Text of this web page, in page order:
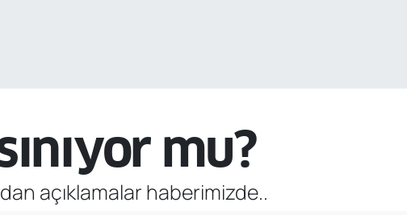
mu?
açıklamalar haberimizde..